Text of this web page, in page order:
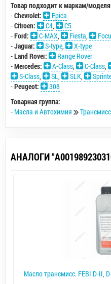
Товар подходит к маркам/
-Chevrolet:
Epica
-Citroen: C4,
C5
-Ford: C-MAX, Fiesta,
-Jaguar: S-type,
X-type
-Land Rover:
Range Rover
-Mercedes: A-Class, C-Class,
S-Class, SL, SLK,
-Peugeot:
308
Товарная группа:
- Масла и Автохимия
АНАЛОГИ
Масло трансмисс. FEBI D-II,